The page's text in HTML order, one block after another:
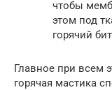
чтобы
этом под
горячий
Главное при всем
горячая мастика